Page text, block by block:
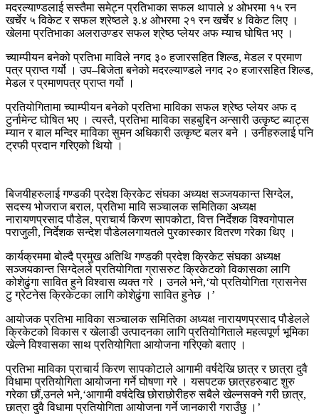
मदरल्याण्डलाई सस्तैमा समेट्न प्रतिभाका सफल थापाले ४ ओभरमा १५ रन
खर्चेर ५ विकेट र सफल श्रेष्ठले ३.४ ओभरमा २१ रन खर्चेर ४ विकेट लिए ।
खेलमा प्रतिभाका अलराउण्डर सफल श्रेष्ठ प्लेयर अफ म्याच घोषित भए ।
च्याम्पीयन बनेको प्रतिभा माविले नगद ३० हजारसहित शिल्ड, मेडल र प्रमाण
पत्र प्राप्त गर्यो । उप–बिजेता बनेको मदरल्याण्डले नगद २० हजारसहित शिल्ड,
मेडल र प्रमाणपत्र प्राप्त गर्यो ।
प्रतियोगितामा च्याम्पीयन बनेको प्रतिभा माविका सफल श्रेष्ठ प्लेयर अफ द
टुर्नामेन्ट घोषित भए । त्यस्तै, प्रतिभा माविका सहबुद्दिन अन्सारी उत्कृष्ट ब्याट्स
म्यान र बाल मन्दिर माविका सुमन अधिकारी उत्कृष्ट बलर बने । उनीहरुलाई पनि
ट्रफी प्रदान गरिएको थियो ।
बिजयीहरुलाई गण्डकी प्रदेश क्रिकेट संघका अध्यक्ष सञ्जयकान्त सिग्देल,
सदस्य भोजराज बराल, प्रतिभा मावि सञ्चालक समितिका अध्यक्ष
नारायणप्रसाद पौडेल, प्राचार्य किरण सापकोटा, वित्त निर्देशक विश्वगोपाल
पराजुली, निर्देशक सन्देश पौडेललगायतले पुरकास्कार वितरण गरेका थिए ।
कार्यक्रममा बोल्दै प्रमुख अतिथि गण्डकी प्रदेश क्रिकेट संघका अध्यक्ष
सञ्जयकान्त सिग्देलले प्रतियोगिता ग्रासरुट क्रिकेटको विकासका लागि
कोशेढुंगा सावित हुने विश्वास व्यक्त गरे । उनले भने,‘यो प्रतियोगिता ग्रासनेस
टु ग्रेटनेस क्रिकेटका लागि कोशेढुंगा सावित हुनेछ ।’
आयोजक प्रतिभा माविका सञ्चालक समितिका अध्यक्ष नारायणप्रसाद पौडेलले
क्रिकेटको विकास र खेलाडी उत्पादनका लागि प्रतियोगिताले महत्वपूर्ण भूमिका
खेल्ने विश्वासका साथ प्रतियोगिता आयोजना गरिएको बताए ।
प्रतिभा माविका प्राचार्य किरण सापकोटाले आगामी वर्षदेखि छात्र र छात्रा दुवै
विधामा प्रतियोगिता आयोजना गर्ने घोषणा गरे । यसपटक छात्रहरुबाट शुरु
गरेका छौं,उनले भने,‘आगामी वर्षदेखि छोराछोरीहरु सबैले खेल्नसक्ने गरी छात्र,
छात्रा दुवै विधामा प्रतियोगिता आयोजना गर्ने जानकारी गराउँछु ।’